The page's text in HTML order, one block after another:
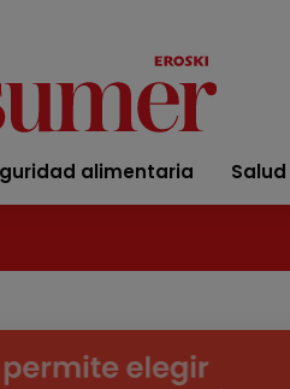
alimentaria Salud